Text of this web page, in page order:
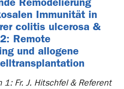
Immunität in
colitis ulcerosa &
Remote
und allogene
1: Fr. J. Hitschfel & Referent